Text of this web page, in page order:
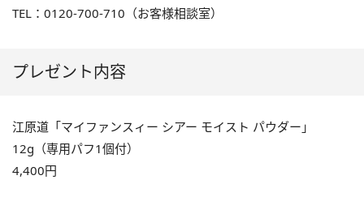
TEL：0120-700-710（お客様相談室）
プレゼント内容
江原道「マイファンスィー シアー モイスト パウダー」
12g（専用パフ1個付）
4,400円